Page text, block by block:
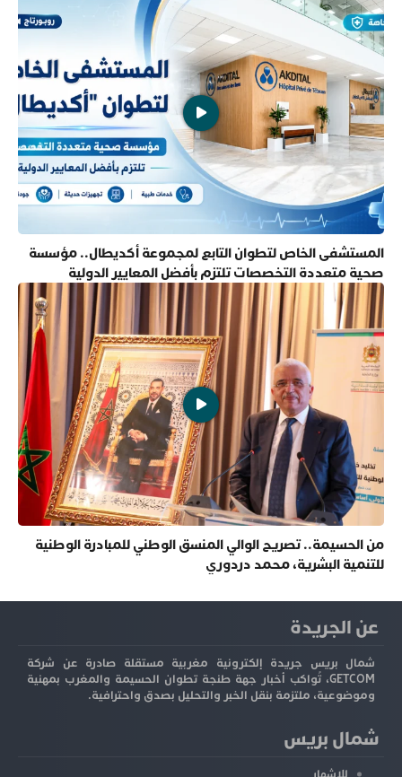
المستشفى الخاص لتطوان التابع لمجموعة أكديطال.. مؤسسة
صحية متعددة التخصصات تلتزم بأفضل المعايير الدولية
من الحسيمة.. تصريح الوالي المنسق الوطني للمبادرة الوطنية
للتنمية البشرية، محمد دردوري
عن الجريدة
شمال بريس جريدة إلكترونية مغربية مستقلة صادرة عن شركة
GETCOM، تُواكب أخبار جهة طنجة تطوان الحسيمة والمغرب بمهنية
وموضوعية، ملتزمة بنقل الخبر والتحليل بصدق واحترافية.
شمال بريس